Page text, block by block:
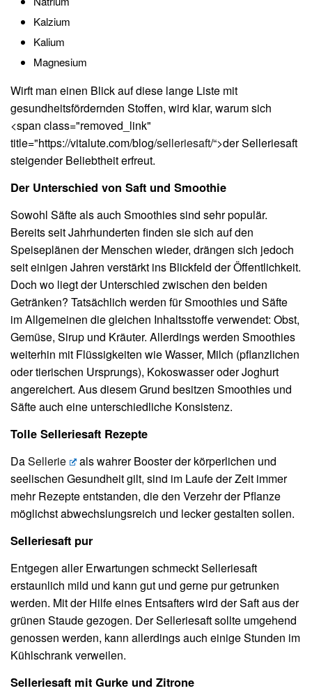
Kalzium
Kalium
Magnesium
Wirft man einen Blick auf diese lange Liste mit
gesundheitsfördernden Stoffen, wird klar, warum sich
<span class="removed_link"
title="https://vitalute.com/blog/selleriesaft/“>der Selleriesaft
steigender Beliebtheit erfreut.
Der Unterschied von Saft und Smoothie
Sowohl Säfte als auch Smoothies sind sehr populär.
Bereits seit Jahrhunderten finden sie sich auf den
Speiseplänen der Menschen wieder, drängen sich jedoch
seit einigen Jahren verstärkt ins Blickfeld der Öffentlichkeit.
Doch wo liegt der Unterschied zwischen den beiden
Getränken? Tatsächlich werden für Smoothies und Säfte
im Allgemeinen die gleichen Inhaltsstoffe verwendet: Obst,
Gemüse, Sirup und Kräuter. Allerdings werden Smoothies
weiterhin mit Flüssigkeiten wie Wasser, Milch (pflanzlichen
oder tierischen Ursprungs), Kokoswasser oder Joghurt
angereichert. Aus diesem Grund besitzen Smoothies und
Säfte auch eine unterschiedliche Konsistenz.
Tolle Selleriesaft Rezepte
DaSellerie
als wahrer Booster der körperlichen und
seelischen Gesundheit gilt, sind im Laufe der Zeit immer
mehr Rezepte entstanden, die den Verzehr der Pflanze
möglichst abwechslungsreich und lecker gestalten sollen.
Selleriesaft pur
Entgegen aller Erwartungen schmeckt Selleriesaft
erstaunlich mild und kann gut und gerne pur getrunken
werden. Mit der Hilfe eines Entsafters wird der Saft aus der
grünen Staude gezogen. Der Selleriesaft sollte umgehend
genossen werden, kann allerdings auch einige Stunden im
Kühlschrank verweilen.
Selleriesaft mit Gurke und Zitrone